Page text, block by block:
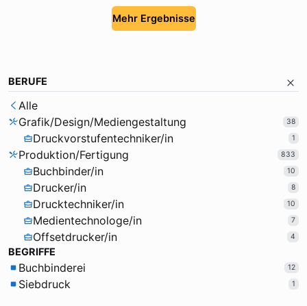
Mehr Ergebnisse
BERUFE
Alle
Grafik/Design/Mediengestaltung
38
Druckvorstufentechniker/in 1
Produktion/Fertigung 833
Buchbinder/in 10
Drucker/in 8
Drucktechniker/in 10
Medientechnologe/in 7
Offsetdrucker/in 4
BEGRIFFE
Buchbinderei 12
Siebdruck 1